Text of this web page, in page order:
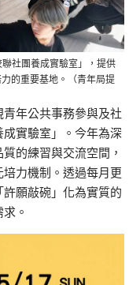
社團養成實驗室」，提供
的重要基地。（青年局提
年公共事務參與及社
實驗室」。今年為深
的練習與交流空間，
力機制。透過每月更
願敲碗」化為實質的
。